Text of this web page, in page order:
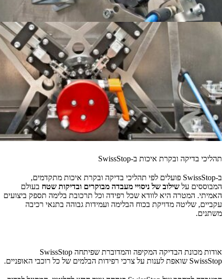
תהליכי בדיקה ובקרת איכות ב-SwissStop
ב-SwissStop פועלים לפי תהליכי בדיקה ובקרת איכות מתקדמים,
המבוססים על שילוב של ניסויי מעבדה מבוקרים ובדיקות שטח בעולם
האמיתי. המטרה היא לוודא שכל רפידה וכל תרכובת בלימה תספק ביצועים
עקביים, שליטה מדויקת בכוח הבלימה ועמידות גבוהה בתנאי רכיבה
משתנים.
אודות מכונת הבדיקה המקיפה והמדוברת שפיתחה SwissStop